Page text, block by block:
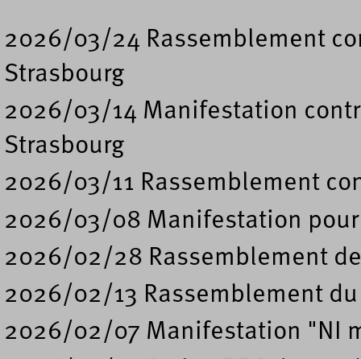
2026/03/24 Rassemblement
Strasbourg
2026/03/14 Manifestation
Strasbourg
2026/03/11 Rassemblement
2026/03/08 Manifestation pour
2026/02/28 Rassemblement
2026/02/13 Rassemblement
2026/02/07 Manifestation "NI